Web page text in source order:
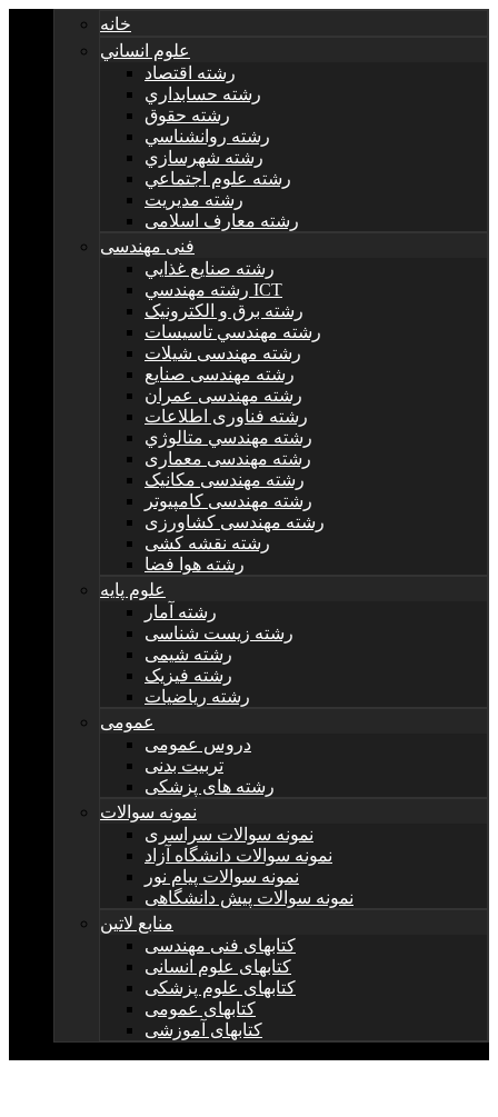
خانه
علوم انساني
رشته اقتصاد
رشته حسابداري
رشته حقوق
رشته روانشناسي
رشته شهرسازي
رشته علوم اجتماعي
رشته مديريت
رشته معارف اسلامی
فنی مهندسی
رشته صنايع غذايي
رشته مهندسي ICT
رشته برق و الکترونيک
رشته مهندسي تاسيسات
رشته مهندسی شیلات
رشته مهندسی صنایع
رشته مهندسی عمران
رشته فناوری اطلاعات
رشته مهندسي متالوژي
رشته مهندسی معماری
رشته مهندسی مکانیک
رشته مهندسی کامپیوتر
رشته مهندسی کشاورزی
رشته نقشه کشی
رشته هوا فضا
علوم پایه
رشته آمار
رشته زیست شناسی
رشته شیمی
رشته فیزیک
رشته ریاضیات
عمومی
دروس عمومی
تربیت بدنی
رشته های پزشکی
نمونه سوالات
نمونه سوالات سراسری
نمونه سوالات دانشگاه آزاد
نمونه سوالات پیام نور
نمونه سوالات پیش دانشگاهی
منابع لاتین
کتابهای فنی مهندسی
کتابهای علوم انسانی
کتابهای علوم پزشکی
کتابهای عمومی
کتابهای آموزشی